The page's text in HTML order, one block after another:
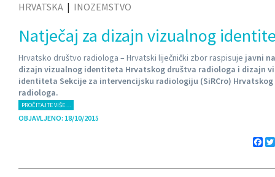
HRVATSKA | INOZEMSTVO
Natječaj za dizajn vizualnog
Hrvatsko društvo radiologa – Hrvatski liječnički zbor raspisuje javni
dizajn vizualnog identiteta Hrvatskog društva radiologa i dizajn
identiteta Sekcije za intervencijsku radiologiju (SiRCro)
radiologa.
PROČITAJTE VIŠE…
OBJAVLJENO: 18/10/2015